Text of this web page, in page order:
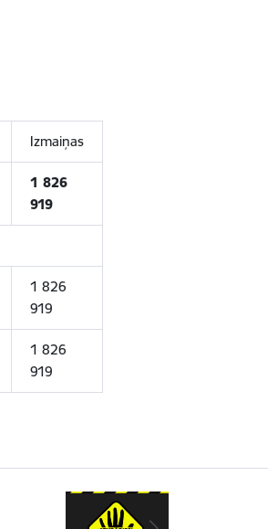
Izmaiņas
1 826
919
1 826
919
1 826
919